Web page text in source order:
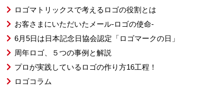
ロゴマトリックスで考えるロゴの役割とは
お客さまにいただいたメール-ロゴの使命-
6月5日は日本記念日協会認定「ロゴマークの日」
周年ロゴ、５つの事例と解説
プロが実践しているロゴの作り方16工程！
ロゴコラム